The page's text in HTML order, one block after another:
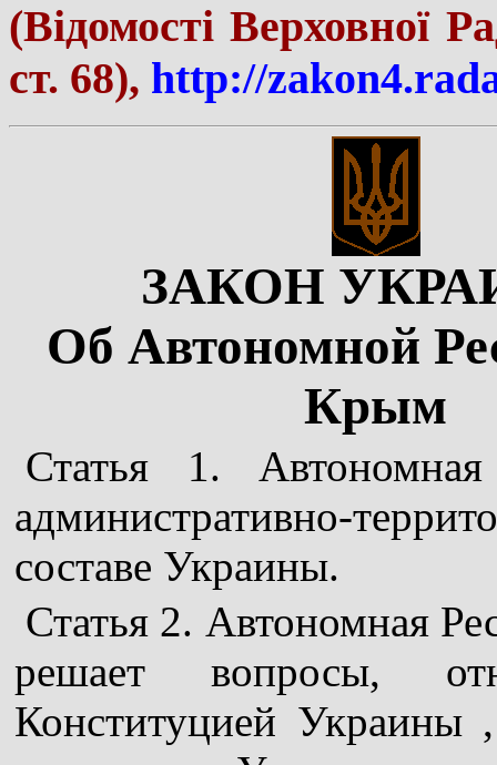
(Відомості Верховної
ст. 68), http://
ЗАКОН
Об Автономной
Крым
Статья 1.
административно-
составе Украины.
Статья 2. Автономная
решает вопросы,
Конституцией